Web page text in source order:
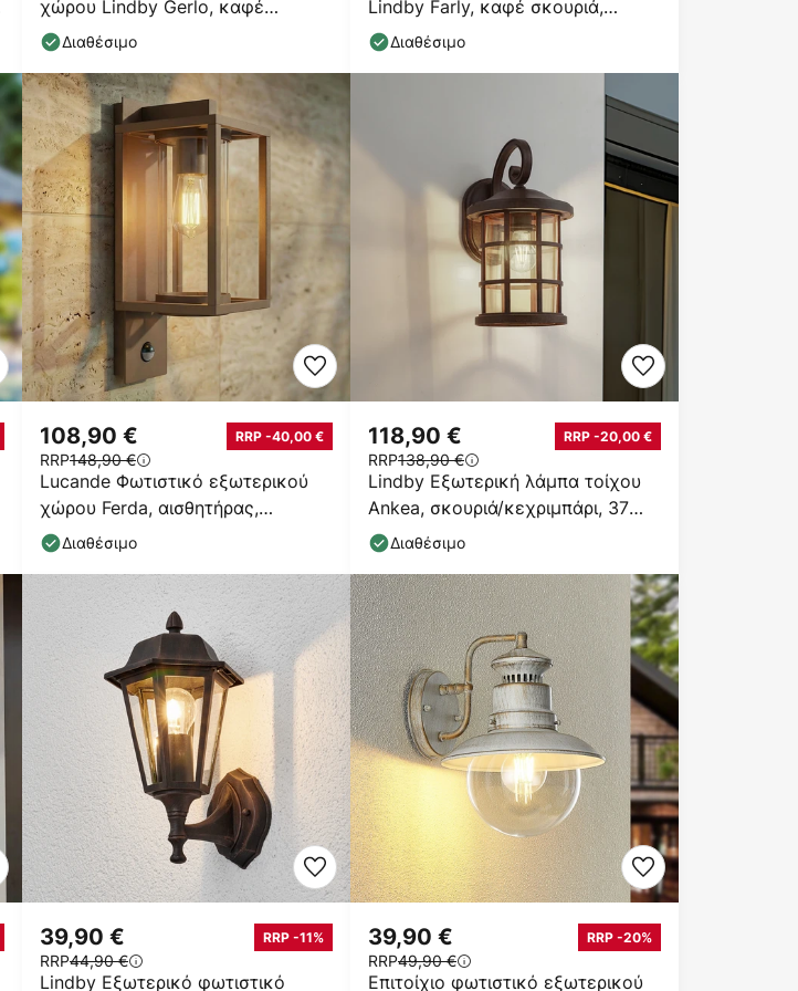
χώρου Lindby Gerlo, καφέ
σκουριά, μέταλλο, 26
Διαθέσιμο
Lindby Farly, καφέ σκουριά,
αλουμίνιο, 17cm
Διαθέσιμο
Lucande Φωτιστικό εξωτερικού
χώρου Ferda, αισθητήρας,
υποδοχή κάτω, καφέ
108,90 € RRP -40,00 €
RRP148,90 €
Διαθέσιμο
Lindby Εξωτερική λάμπα τοίχου
Ankea, σκουριά/κεχριμπάρι, 37
cm, IP23, E27
118,90 € RRP -20,00 €
RRP138,90 €
Διαθέσιμο
Lindby Εξωτερικό φωτιστικό
39,90 € RRP -11%
RRP44,90 €
Επιτοίχιο φωτιστικό εξωτερικού
39,90 € RRP -20%
RRP49,90 €